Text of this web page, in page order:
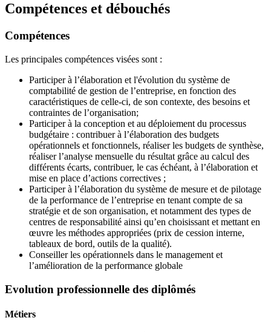
Compétences et débouchés
Compétences
Les principales compétences visées sont :
Participer à l’élaboration et l'évolution du système de
comptabilité de gestion de l’entreprise, en fonction des
caractéristiques de celle-ci, de son contexte, des besoins et
contraintes de l’organisation;
Participer à la conception et au déploiement du processus
budgétaire : contribuer à l’élaboration des budgets
opérationnels et fonctionnels, réaliser les budgets de synthèse,
réaliser l’analyse mensuelle du résultat grâce au calcul des
différents écarts, contribuer, le cas échéant, à l’élaboration et
mise en place d’actions correctives ;
Participer à l’élaboration du système de mesure et de pilotage
de la performance de l’entreprise en tenant compte de sa
stratégie et de son organisation, et notamment des types de
centres de responsabilité ainsi qu’en choisissant et mettant en
œuvre les méthodes appropriées (prix de cession interne,
tableaux de bord, outils de la qualité).
Conseiller les opérationnels dans le management et
l’amélioration de la performance globale
Evolution professionnelle des diplômés
Métiers